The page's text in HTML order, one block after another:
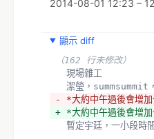
2014-08-01 12:23 –
顯示 diff
（162 行未修改）
  現場雜工
潔瑩，summsummit
- *大約中午過後會增加
+ *大約中午過後會增加
暫定宇廷，一小段時